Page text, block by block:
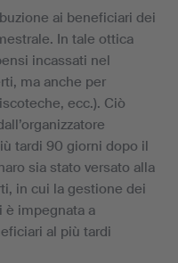
ai beneficiari dei
In tale ottica
incassati nel
ma anche per
ecc.). Ciò
tardi 90 giorni dopo il
sia stato versato alla
in cui la gestione dei
è impegnata a
al più tardi